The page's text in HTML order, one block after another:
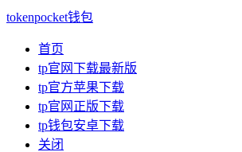
tokenpocket钱包
首页
tp官网下载最新版
tp官方苹果下载
tp官网正版下载
tp钱包安卓下载
关闭